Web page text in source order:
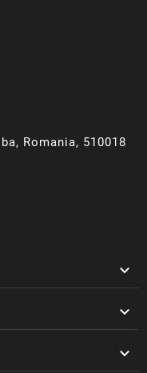
Romania, 510018


